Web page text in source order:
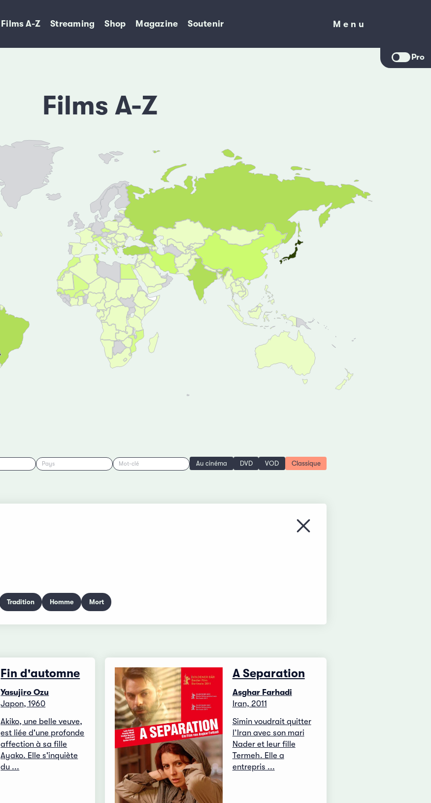
Films A-Z Streaming Shop Magazine Soutenir
Menu
Menu
Pro
Films A-Z
Pays Mot-clé Au cinéma DVD VOD Classique
Fermer le menu
Tradition Homme Mort
Fin d'automne
Yasujiro Ozu
Japon, 1960
Akiko, une belle veuve,
est liée d'une profonde
affection à sa fille
Ayako. Elle s'inquiète
du ...
A Separation
Asghar Farhadi
Iran, 2011
Simin voudrait quitter
l’Iran avec son mari
Nader et leur fille
Termeh. Elle a
entrepris ...